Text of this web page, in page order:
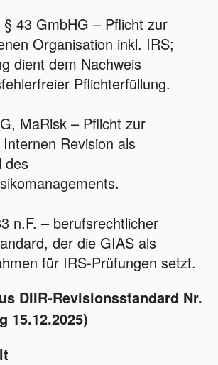
43 GmbHG – Pflicht zur
Organisation inkl. IRS;
dient dem Nachweis
Pflichterfüllung.
MaRisk – Pflicht zur
Revision als
des
n.F. – berufsrechtlicher
der die GIAS als
für IRS‑Prüfungen setzt.
DIIR‑Revisionsstandard Nr.
15.12.2025)